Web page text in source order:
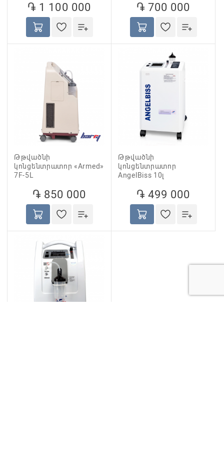
֏ 1 100 000 ֏ 700 000
Թթվածնի
կոնցենտրատոր «Armed»
7F-5L
֏ 850 000
Թթվածնի
կոնցենտրատոր
AngelBiss 10լ
֏ 499 000